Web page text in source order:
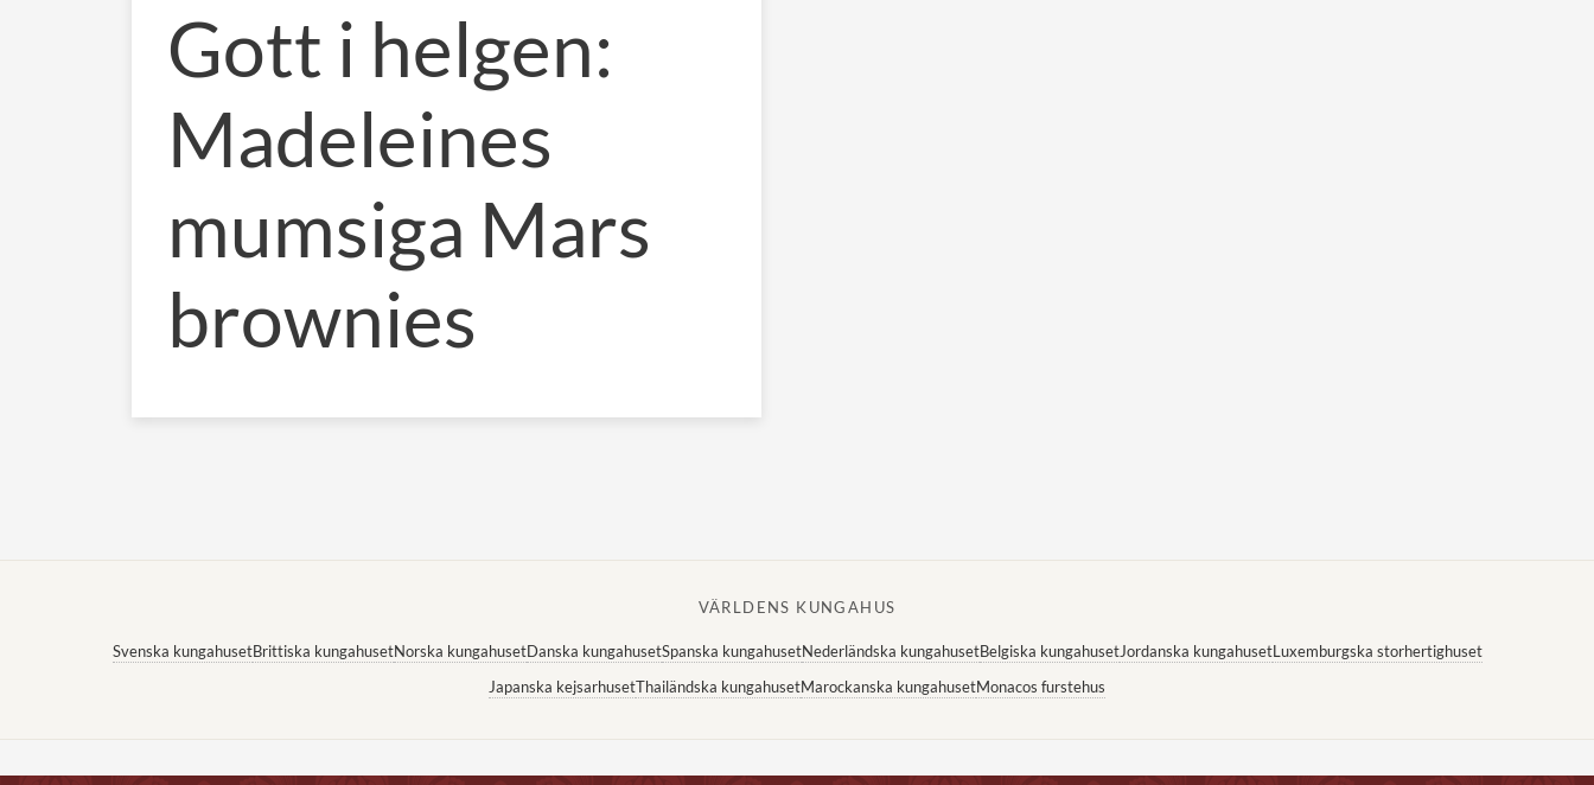
Gott i helgen:
Madeleines
mumsiga Mars
brownies
VÄRLDENS KUNGAHUS
Svenska kungahusetBrittiska kungahusetNorska kungahusetDanska kungahusetSpanska kungahusetNederländska kungahusetBelgiska kungahusetJordanska kungahusetLuxemburgska storhertighuset
Japanska kejsarhusetThailändska kungahusetMarockanska kungahusetMonacos furstehus